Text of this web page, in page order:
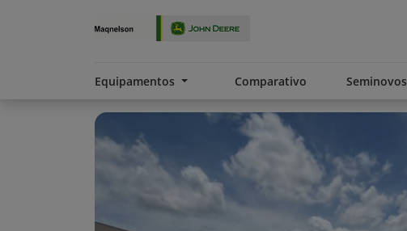
Equipamentos Comparativo Seminovos